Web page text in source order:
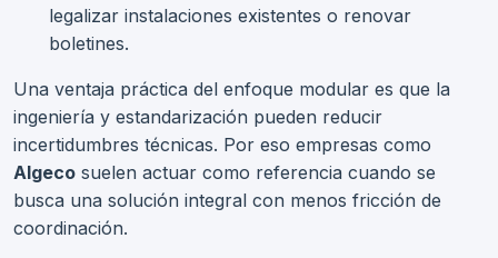
legalizar instalaciones existentes o renovar
boletines.
Una ventaja práctica del enfoque modular es que la
ingeniería y estandarización pueden reducir
incertidumbres técnicas. Por eso empresas como
Algeco suelen actuar como referencia cuando se
busca una solución integral con menos fricción de
coordinación.